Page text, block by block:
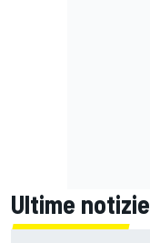
Ultime notizie